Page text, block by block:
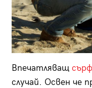
Впечатляващ
случай. Освен че